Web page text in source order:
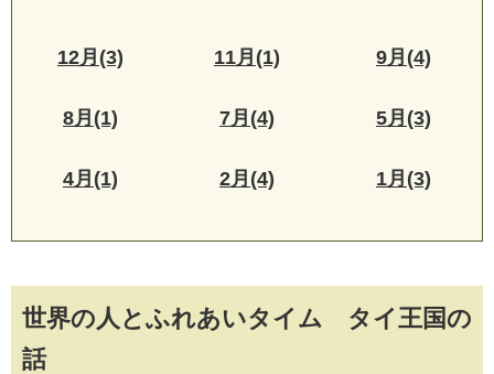
世界の人とふれあいタイム タイ王国の
話
12月(3) 11月(1) 9月(4)
8月(1) 7月(4) 5月(3)
4月(1) 2月(4) 1月(3)